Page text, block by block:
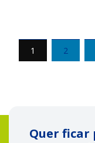
de
1 2
Quer ficar